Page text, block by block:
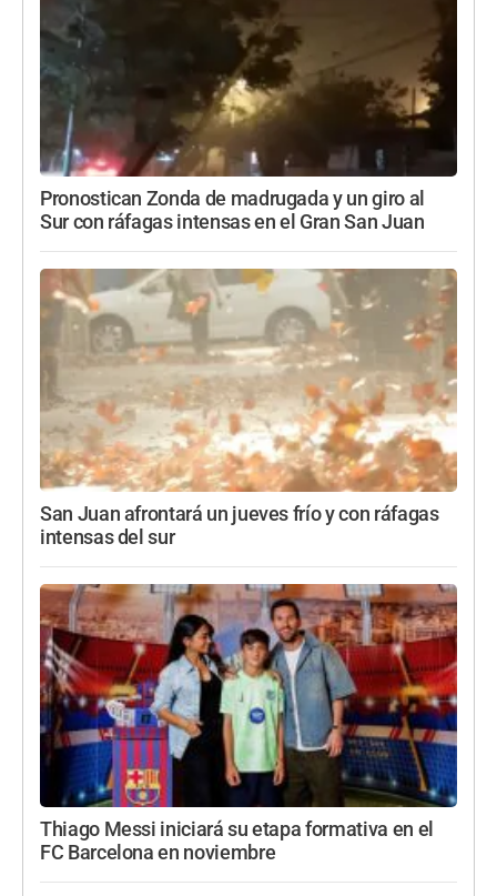
Pronostican Zonda de madrugada y un giro al
Sur con ráfagas intensas en el Gran San Juan
San Juan afrontará un jueves frío y con ráfagas
intensas del sur
Thiago Messi iniciará su etapa formativa en el
FC Barcelona en noviembre